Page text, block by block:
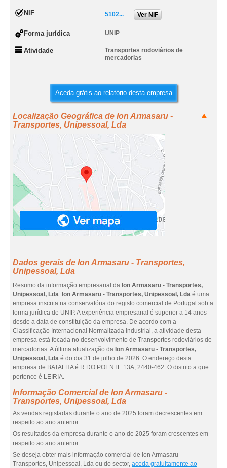
NIF 5102... Ver NIF
Forma jurídica UNIP
Atividade
Transportes rodoviários de
mercadorias
Aceda grátis ao relatório desta empresa
Localização Geográfica de Ion Armasaru -
Transportes, Unipessoal, Lda
Dados gerais de Ion Armasaru - Transportes,
Unipessoal, Lda
Resumo da informação empresarial da Ion Armasaru - Transportes,
Unipessoal, Lda. Ion Armasaru - Transportes, Unipessoal, Lda é uma
empresa inscrita na conservatória do registo comercial de Portugal sob a
forma jurídica de UNIP. A experiência empresarial é superior a 14 anos
desde a data de constituição da empresa. De acordo com a
Classificação Internacional Normalizada Industrial, a atividade desta
empresa está focada no desenvolvimento de Transportes rodoviários de
mercadorias. A última atualização da Ion Armasaru - Transportes,
Unipessoal, Lda é do dia 31 de julho de 2026. O endereço desta
empresa de BATALHA é R DO POENTE 13A, 2440-462. O distrito a que
pertence é LEIRIA.
Informação Comercial de Ion Armasaru -
Transportes, Unipessoal, Lda
As vendas registadas durante o ano de 2025 foram decrescentes em
respeito ao ano anterior.
Os resultados da empresa durante o ano de 2025 foram crescentes em
respeito ao ano anterior.
Se deseja obter mais informação comercial de Ion Armasaru -
Transportes, Unipessoal, Lda ou do sector, aceda gratuitamente ao